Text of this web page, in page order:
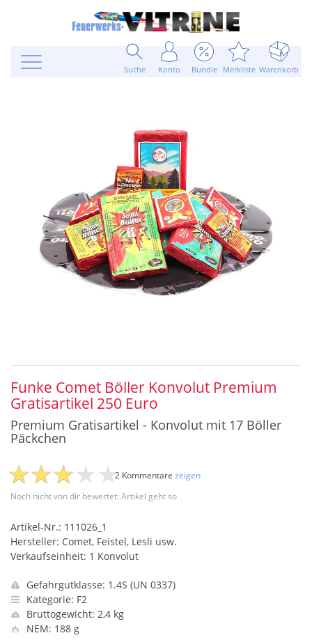
Suche Konto Bundle Merkliste Warenkorb
Funke Comet Böller Konvolut Premium
Gratisartikel 250 Euro
Premium Gratisartikel - Konvolut mit 17 Böller
Päckchen
Noch nicht von dir bewertet: Artikel geht so
2 Kommentare zeigen
Artikel-Nr.: 111026_1
Hersteller: Comet, Feistel, Lesli usw.
Verkaufseinheit: 1 Konvolut
Gefahrgutklasse: 1.4S (UN 0337)
Kategorie: F2
Bruttogewicht: 2,4 kg
NEM: 188 g